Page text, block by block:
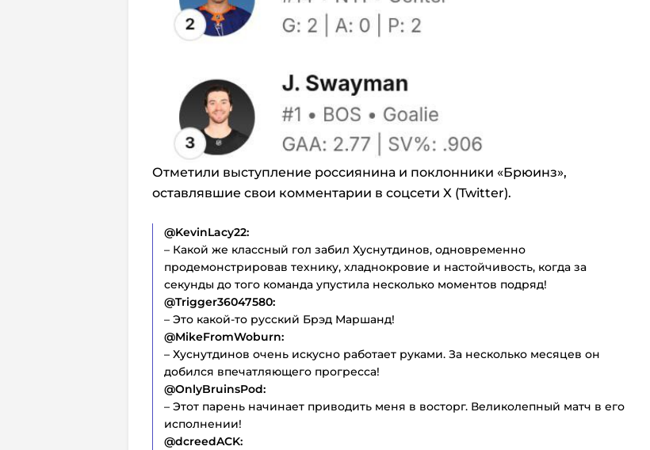
Отметили выступление россиянина и поклонники «Брюинз»,
оставлявшие свои комментарии в соцсети X (Twitter).
@KevinLacy22:
– Какой же классный гол забил Хуснутдинов, одновременно
продемонстрировав технику, хладнокровие и настойчивость, когда за
секунды до того команда упустила несколько моментов подряд!
@Trigger36047580:
– Это какой-то русский Брэд Маршанд!
@MikeFromWoburn:
– Хуснутдинов очень искусно работает руками. За несколько месяцев он
добился впечатляющего прогресса!
@OnlyBruinsPod:
– Этот парень начинает приводить меня в восторг. Великолепный матч в его
исполнении!
@dcreedACK: